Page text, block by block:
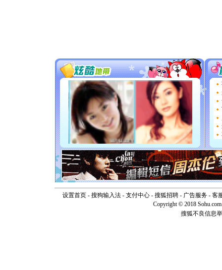
天都要快
[圣诞节]
如意,快
[元旦]
看
断电。
你是我
[元旦]
如
起；二
离。水
[元旦]
当
泣，这
卖了。水
[春节]风
颜！冬去
道一声平
片叶子是
送你一棵
设置首页- 搜狗输入法- 支付中心- 搜狐招聘- 广告服务- 客
Copyright © 2018
搜狐不良信息